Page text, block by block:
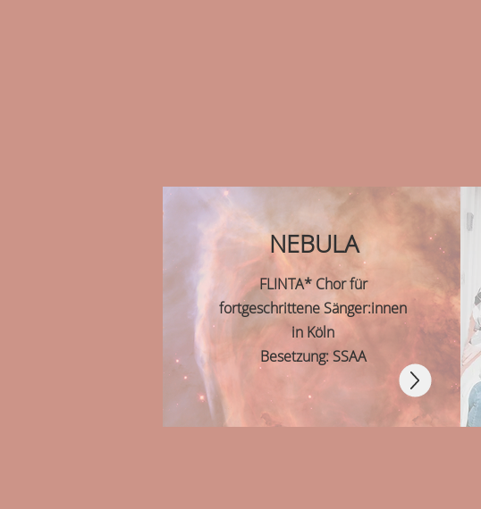
NEBULA
FLINTA* Chor für
fortgeschrittene Sänger:innen
in Köln
Besetzung: SSAA